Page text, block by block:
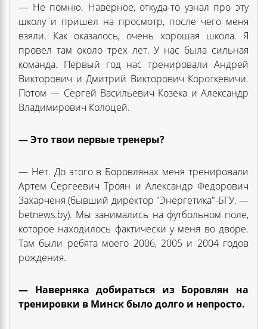
— Не помню. Наверное, откуда-то узнал про эту
школу и пришел на просмотр, после чего меня
взяли. Как оказалось, очень хорошая школа. Я
провел там около трех лет. У нас была сильная
команда. Первый год нас тренировали Андрей
Викторович и Дмитрий Викторович Короткевичи.
Потом — Сергей Васильевич Козека и Александр
Владимирович Колоцей.
— Это твои первые тренеры?
— Нет. До этого в Боровлянах меня тренировали
Артем Сергеевич Троян и Александр Федорович
Захарченя (бывший директор "Энергетика"-БГУ. —
betnews.by). Мы занимались на футбольном поле,
которое находилось фактически у меня во дворе.
Там были ребята моего 2006, 2005 и 2004 годов
рождения.
— Наверняка добираться из Боровлян на
тренировки в Минск было долго и непросто.